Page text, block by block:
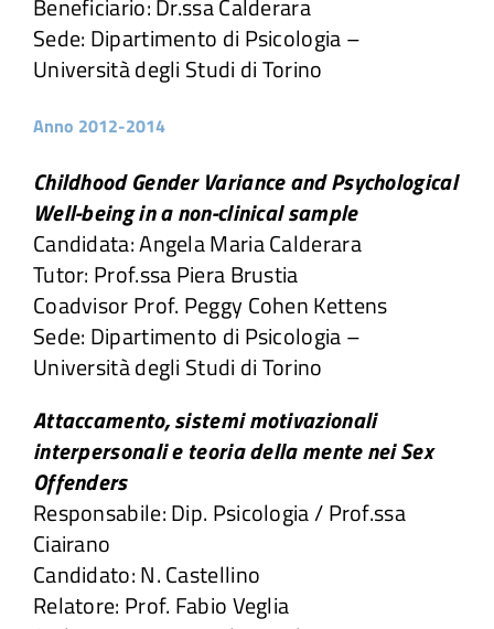
Beneficiario: Dr.ssa Calderara
Sede: Dipartimento di Psicologia –
Università degli Studi di Torino
Anno 2012-2014
Childhood Gender Variance and Psychological
Well-being in a non-clinical sample
Candidata: Angela Maria Calderara
Tutor: Prof.ssa Piera Brustia
Coadvisor Prof. Peggy Cohen Kettens
Sede: Dipartimento di Psicologia –
Università degli Studi di Torino
Attaccamento, sistemi motivazionali
interpersonali e teoria della mente nei Sex
Offenders
Responsabile: Dip. Psicologia / Prof.ssa
Ciairano
Candidato: N. Castellino
Relatore: Prof. Fabio Veglia